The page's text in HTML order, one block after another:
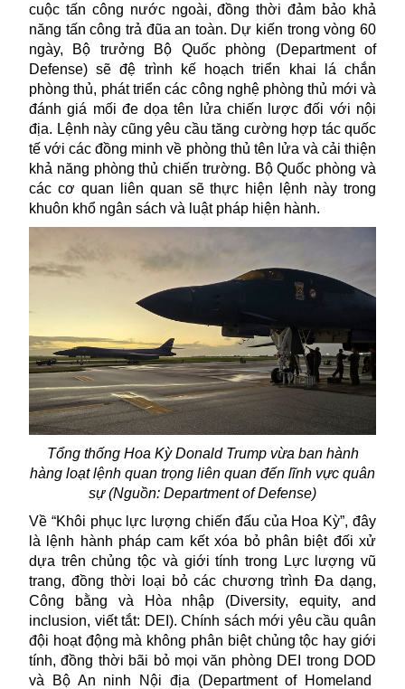
cuộc tấn công nước ngoài, đồng thời đảm bảo khả
năng tấn công trả đũa an toàn. Dự kiến trongvòng 60
ngày, Bộ trưởng
Bộ Quốc phòng (Department of
Defense)sẽ đệ trình kế hoạch triển khai lá chắn
phòng thủ, phát triển các công nghệ phòng thủ mới và
đánh giá mối đe dọa tên lửa chiến lược đối với nội
địa. Lệnh này cũng yêu cầu tăng cường hợp tác quốc
tế với các đồng minh về phòng thủ tên lửa và cải thiện
khả năng phòng thủ chiến trường. Bộ Quốc phòng và
các cơ quan liên quan sẽ thực hiện lệnh này trong
khuôn khổ ngân sách và luật pháp hiện hành.
Tổng thống Hoa Kỳ Donald Trump vừa ban hành
hàng loạt lệnh quan trọng liên quan đến lĩnh vực quân
sự (Nguồn: Department of Defense)
Về “Khôi phục lực lượng chiến đấu của Hoa Kỳ”, đây
là lệnh hành pháp cam kết xóa bỏ phân biệt đối xử
dựa trên chủng tộc và giới tính trong Lực lượng vũ
trang, đồng thời loại bỏ các chương trình Đa dạng,
Công bằng và Hòa nhập (Diversity, equity, and
inclusion, viết tắt: DEI). Chính sách mới yêu cầu quân
đội hoạt động mà không phân biệt chủng tộc hay giới
tính, đồng thời bãi bỏ mọi văn phòng DEI trong DOD
và Bộ An ninh Nội địa(Department of Homeland